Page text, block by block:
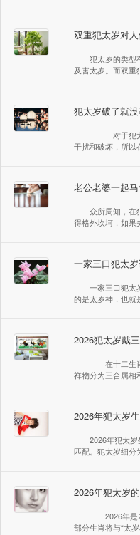
双重犯太岁对
犯太岁的类型有
及害太岁。而双重
犯太岁破了就
对于犯太岁大
干扰和破坏，所以
老公老婆一起
众所周知，在犯
得格外坎坷，如果
一家三口犯太
一家三口犯太
的是太岁神，也就
2026犯太岁戴
在十二生肖当
祥物分为三合属相
2026年犯太岁
2026年犯太
匹配。犯太岁细分
2026年犯太岁
2026年是农历
部分生肖将与“太